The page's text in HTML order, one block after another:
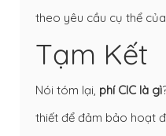
theo yêu cầu cụ thể
Tạm Kết
Nói tóm lại, phí CIC là gì
thiết để đảm bảo hoạt